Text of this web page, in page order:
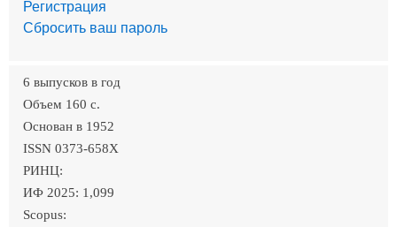
Регистрация
Сбросить ваш пароль
6 выпусков в год
Объем 160 c.
Основан в 1952
ISSN 0373-658X
РИНЦ:
ИФ 2025: 1,099
Scopus: